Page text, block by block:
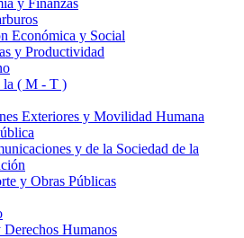
y Finanzas
Económica y Social
y Productividad
la ( M - T )
Exteriores y Movilidad Humana
y de la Sociedad de la
y Obras Públicas
Humanos